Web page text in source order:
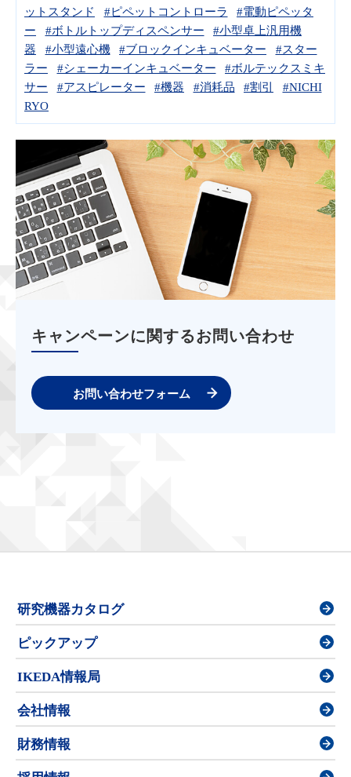
ットスタンド
#ピペットコントローラ
#電動ピペッタ
ー
#ボトルトップディスペンサー
#小型卓上汎用機
器
#小型遠心機 #ブロックインキュベーター
#スター
ラー
#シェーカーインキュベーター
#ボルテックスミキ
サー
#アスピレーター #機器 #消耗品 #割引
#NICHI
RYO
キャンペーンに関するお問い合わせ
お問い合わせフォーム
研究機器カタログ
ピックアップ
IKEDA情報局
会社情報
財務情報